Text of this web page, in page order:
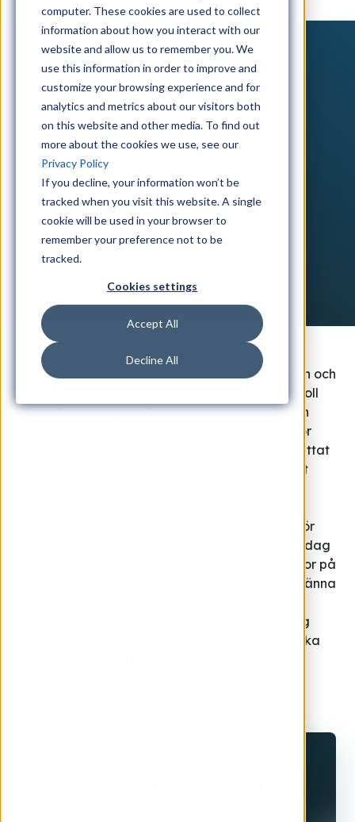
computer. These cookies are used to collect
information about how you interact with our
website and allow us to remember you. We
use this information in order to improve and
customize your browsing experience and for
analytics and metrics about our visitors both
on this website and other media. To find out
more about the cookies we use, see our
Privacy Policy
If you decline, your information won’t be
tracked when you visit this website. A single
cookie will be used in your browser to
remember your preference not to be
tracked.
Cookies settings
Accept All
Decline All
Det är tisdag, andra veckan efter julledigheten och
idag får vi följa Jessica på iGoMoon, i hennes roll
som UX/UI designer. Det är även andra veckan
totalt för henne som anställd. Jessica gjorde för
några år sedan en praktik hos oss och har nu hittat
tillbaka till månen efter att Mattias tog kontakt
Vi pratar med Jessica om anledningen till varför
hon trivs så bra på iGoMoon, hur hennes arbetsdag
ser ut, varför det finns en stor skål med glaskulor på
kontoret (ni som vet ni vet) och sen får vi lära känna
snabba frågor. (Det uppstår även stor förvirring
under det dagliga "Team Stand-Up"-mötet. Kika